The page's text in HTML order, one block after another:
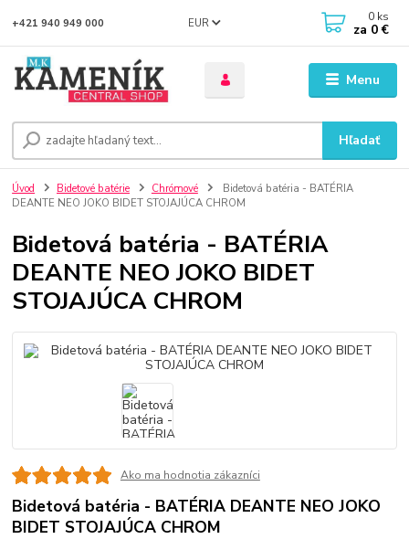
Menu
EUR
Hľadať
+421 940 949 000 0 ks
za 0 €
Úvod Bidetové batérie Chrómové
Bidetová batéria - BATÉRIA
DEANTE NEO JOKO BIDET STOJAJÚCA CHROM
Bidetová batéria - BATÉRIA
DEANTE NEO JOKO BIDET
STOJAJÚCA CHROM
Ako ma hodnotia zákazníci
Bidetová batéria - BATÉRIA DEANTE NEO JOKO
BIDET STOJAJÚCA CHROM